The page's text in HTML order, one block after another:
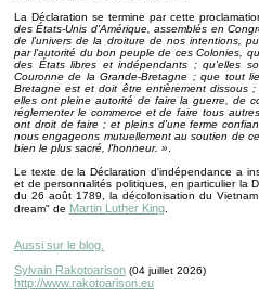
La Déclaration se termine par cette
des États-Unis d'Amérique, assemblés en
de l'univers de la droiture de nos intentions,
par l'autorité du bon peuple de ces Colonies,
des États libres et indépendants ; qu'elles
Couronne de la Grande-Bretagne ; que tout
Bretagne est et doit être entièrement dissous
elles ont pleine autorité de faire la guerre, de
réglementer le commerce et de faire tous
ont droit de faire ; et pleins d'une ferme
nous engageons mutuellement au soutien de
bien le plus sacré, l'honneur. »
Le texte de la Déclaration d'indépendance a
et de personnalités politiques, en particulier la
du 26 août 1789, la décolonisation du
dream" de Martin Luther King
Aussi sur le blog.
Sylvain Rakotoarison (04 juillet 2026)
http://www.rakotoarison.eu